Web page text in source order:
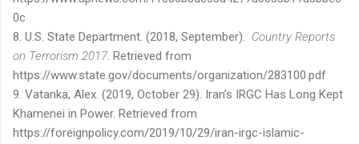
0c
8. U.S. State Department. (2018, September). Country Reports
on Terrorism 2017. Retrieved from
https://www.state.gov/documents/organization/283100.pdf
9. Vatanka, Alex. (2019, October 29). Iran’s IRGC Has Long Kept
Khamenei in Power. Retrieved from
https://foreignpolicy.com/2019/10/29/iran-irgc-islamic-